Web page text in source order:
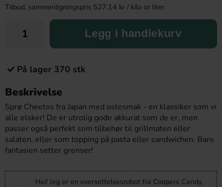
Tilbud, sammenligningspris 527.14 kr / kilo or liter
Legg i handlekurv
På lager 370 stk
Beskrivelse
Sprø Cheetos fra Japan med ostesmak - en klassiker som vi
alle elsker! De er utrolig gode akkurat som de er, men
passer også perfekt som tilbehør til grillmaten eller
salaten, eller som topping på pasta eller sandwichen. Bare
fantasien setter grenser!
Hei! Jeg er en oversettelsesrobot fra Coopers Candy,